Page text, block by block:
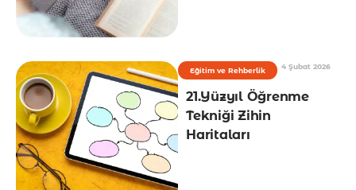
Eğitim ve Rehberlik 4 Şubat 2026
21.Yüzyıl Öğrenme
Tekniği Zihin
Haritaları